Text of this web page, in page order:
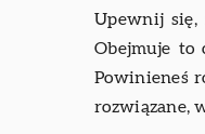
Upewnij się,
Obejmuje to
Powinieneś
rozwiązane,